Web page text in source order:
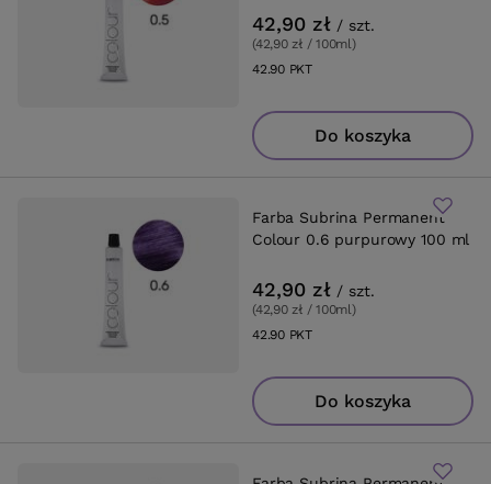
42,90 zł / szt.
(42,90 zł / 100ml)
42.90PKTpunktów
Do koszyka
Farba Subrina Permanent
Colour 0.6 purpurowy 100 ml
42,90 zł / szt.
(42,90 zł / 100ml)
42.90PKTpunktów
Do koszyka